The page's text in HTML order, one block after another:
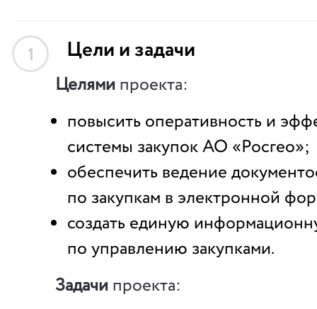
1 Цели и задачи
Целями проекта:
повысить оперативность и
системы закупок АО «Росгео»;
обеспечить ведение
по закупкам в электронной
создать единую
по управлению закупками.
Задачи проекта: